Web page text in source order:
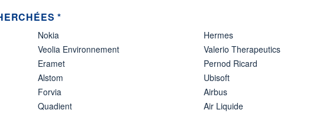
*
Nokia
Veolia Environnement
Eramet
Alstom
Forvia
Quadient
Hermes
Valerio Therapeutics
Pernod Ricard
Ubisoft
Airbus
Air Liquide